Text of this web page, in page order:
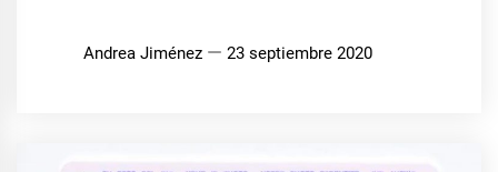
Andrea Jiménez 23 septiembre 2020